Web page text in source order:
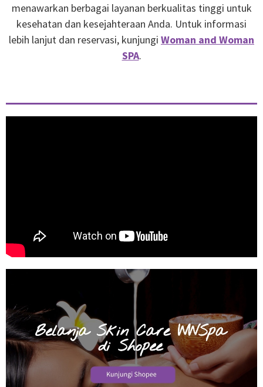
menawarkan berbagai layanan berkualitas tinggi untuk
kesehatan dan kesejahteraan Anda. Untuk informasi
lebih lanjut dan reservasi, kunjungi Woman and Woman
SPA.